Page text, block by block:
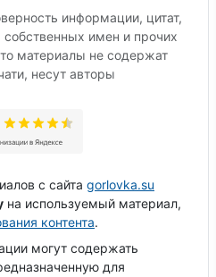
информации, цитат,
собственных имен и прочих
материалы не содержат
несут авторы
с сайта gorlovka.su
на используемый материал,
контента.
могут содержать
для